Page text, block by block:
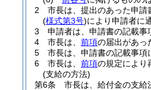
2
市長は、提出のあった申
(様式第3号)により申請者に
3
申請者は、申請書の記載
4
市長は、 前項の届出があっ
5
市長は、申請書の記載事項
6
市長は、 前項の規定により
(支給の方法)
第6条
市長は、給付金の支給